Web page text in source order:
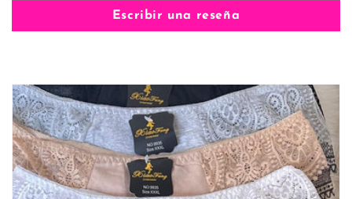
Escribir una reseña